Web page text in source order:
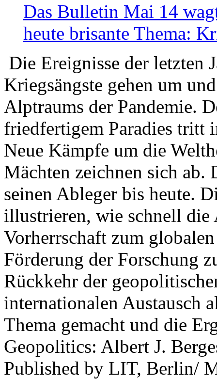
Das Bulletin Mai 14
heute brisante Thema:
Die Ereignisse der letzten
Kriegsängste gehen um
Alptraums der Pandemie.
friedfertigem Paradies tritt
Neue Kämpfe um die
Mächten zeichnen sich
seinen Ableger bis heute.
illustrieren, wie schnell die
Vorherrschaft zum
Förderung der Forschung
Rückkehr der
internationalen Austausch
Thema gemacht und die
Geopolitics: Albert J.
Published by LIT, Berlin/